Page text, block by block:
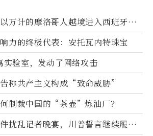
万计的摩洛哥人越境进入西班牙休
力的终极代表：安托瓦内特珠宝
验室，发动了网络攻击
称共产主义构成“致命威胁”
制裁中国的“茶壶”炼油厂？
扰乱记者晚宴，川普誓言继续履行